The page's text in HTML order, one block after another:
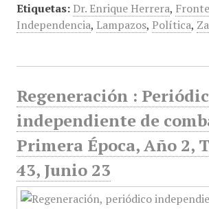
Etiquetas: Dr. Enrique Herrera,
Independencia, Lampazos, Política,
Regeneración :
independiente de
Primera Época, Año 2,
43, Junio 23